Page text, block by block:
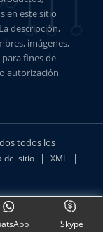
en este sitio
descripción,
imágenes,
fines de
autorización
todos los
del sitio | XML |
Skype